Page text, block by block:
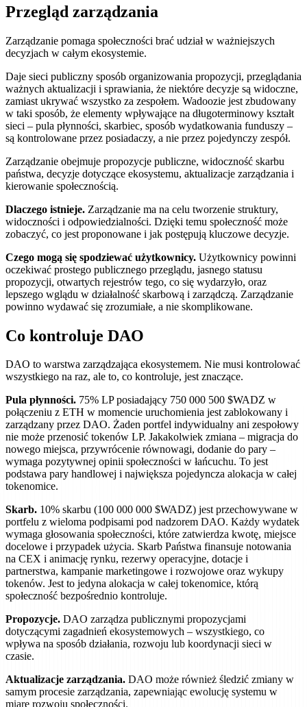
Przegląd zarządzania
Zarządzanie pomaga społeczności brać udział w ważniejszych
decyzjach w całym ekosystemie.
Daje sieci publiczny sposób organizowania propozycji, przeglądania
ważnych aktualizacji i sprawiania, że ​​niektóre decyzje są widoczne,
zamiast ukrywać wszystko za zespołem. Wadoozie jest zbudowany
w taki sposób, że elementy wpływające na długoterminowy kształt
sieci – pula płynności, skarbiec, sposób wydatkowania funduszy –
są kontrolowane przez posiadaczy, a nie przez pojedynczy zespół.
Zarządzanie obejmuje propozycje publiczne, widoczność skarbu
państwa, decyzje dotyczące ekosystemu, aktualizacje zarządzania i
kierowanie społecznością.
Dlaczego istnieje. Zarządzanie ma na celu tworzenie struktury,
widoczności i odpowiedzialności. Dzięki temu społeczność może
zobaczyć, co jest proponowane i jak postępują kluczowe decyzje.
Czego mogą się spodziewać użytkownicy. Użytkownicy powinni
oczekiwać prostego publicznego przeglądu, jasnego statusu
propozycji, otwartych rejestrów tego, co się wydarzyło, oraz
lepszego wglądu w działalność skarbową i zarządczą. Zarządzanie
powinno wydawać się zrozumiałe, a nie skomplikowane.
Co kontroluje DAO
DAO to warstwa zarządzająca ekosystemem. Nie musi kontrolować
wszystkiego na raz, ale to, co kontroluje, jest znaczące.
Pula płynności. 75% LP posiadający 750 000 500 $WADZ w
połączeniu z ETH w momencie uruchomienia jest zablokowany i
zarządzany przez DAO. Żaden portfel indywidualny ani zespołowy
nie może przenosić tokenów LP. Jakakolwiek zmiana – migracja do
nowego miejsca, przywrócenie równowagi, dodanie do pary –
wymaga pozytywnej opinii społeczności w łańcuchu. To jest
podstawa pary handlowej i największa pojedyncza alokacja w całej
tokenomice.
Skarb. 10% skarbu (100 000 000 $WADZ) jest przechowywane w
portfelu z wieloma podpisami pod nadzorem DAO. Każdy wydatek
wymaga głosowania społeczności, które zatwierdza kwotę, miejsce
docelowe i przypadek użycia. Skarb Państwa finansuje notowania
na CEX i animację rynku, rezerwy operacyjne, dotacje i
partnerstwa, kampanie marketingowe i rozwojowe oraz wykupy
tokenów. Jest to jedyna alokacja w całej tokenomice, którą
społeczność bezpośrednio kontroluje.
Propozycje. DAO zarządza publicznymi propozycjami
dotyczącymi zagadnień ekosystemowych – wszystkiego, co
wpływa na sposób działania, rozwoju lub koordynacji sieci w
czasie.
Aktualizacje zarządzania. DAO może również śledzić zmiany w
samym procesie zarządzania, zapewniając ewolucję systemu w
miarę rozwoju społeczności.